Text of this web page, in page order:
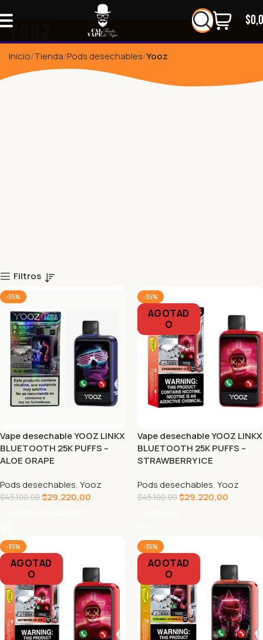
$
Yooz
Inicio Tienda Pods desechables Yooz
Filtros
-35%
Vape desechable YOOZ LINKX
BLUETOOTH 25K PUFFS –
ALOE GRAPE
Pods desechables, Yooz
$45.100,00$29.220,00
-35%
AGOTAD
O
Vape desechable YOOZ LINKX
BLUETOOTH 25K PUFFS –
STRAWBERRY ICE
Pods desechables, Yooz
$45.100,00$29.220,00
-35%
AGOTAD
O
-35%
AGOTAD
O